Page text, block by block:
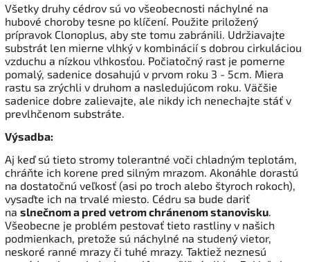
Všetky druhy cédrov sú vo všeobecnosti náchylné na
hubové choroby tesne po klíčení. Použite priložený
prípravok Clonoplus, aby ste tomu zabránili. Udržiavajte
substrát len mierne vlhký v kombinácií s dobrou cirkuláciou
vzduchu a nízkou vlhkosťou. Počiatočný rast je pomerne
pomalý, sadenice dosahujú v prvom roku 3 - 5cm. Miera
rastu sa zrýchli v druhom a nasledujúcom roku. Väčšie
sadenice dobre zalievajte, ale nikdy ich nenechajte stáť v
prevlhčenom substráte.
Výsadba:
Aj keď sú tieto stromy tolerantné voči chladným teplotám,
chráňte ich korene pred silným mrazom. Akonáhle dorastú
na dostatočnú veľkosť (asi po troch alebo štyroch rokoch),
vysaďte ich na trvalé miesto. Cédru sa bude dariť
na slnečnom a pred vetrom chránenom stanovisku.
Všeobecne je problém pestovať tieto rastliny v našich
podmienkach, pretože sú náchylné na studený vietor,
neskoré ranné mrazy či tuhé mrazy. Taktiež neznesú